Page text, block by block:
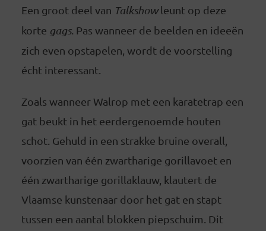
Een groot deel van Talkshowleunt op deze
korte gags. Pas wanneer de beelden en ideeën
zich even opstapelen, wordt de voorstelling
écht interessant.
Zoals wanneer Walrop met een karatetrap een
gat beukt in het eerdergenoemde houten
schot. Gehuld in een strakke bruine overall,
voorzien van één zwartharige gorillavoet en
één zwartharige gorillaklauw, klautert de
Vlaamse kunstenaar door het gat en stapt
tussen een aantal blokken piepschuim. Dit